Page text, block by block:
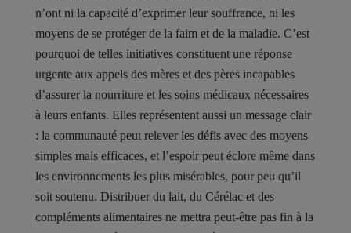
n’ont ni la capacité d’exprimer leur souffrance, ni les
moyens de se protéger de la faim et de la maladie. C’est
pourquoi de telles initiatives constituent une réponse
urgente aux appels des mères et des pères incapables
d’assurer la nourriture et les soins médicaux nécessaires
à leurs enfants. Elles représentent aussi un message clair
: la communauté peut relever les défis avec des moyens
simples mais efficaces, et l’espoir peut éclore même dans
les environnements les plus misérables, pour peu qu’il
soit soutenu. Distribuer du lait, du Cérélac et des
compléments alimentaires ne mettra peut-être pas fin à la